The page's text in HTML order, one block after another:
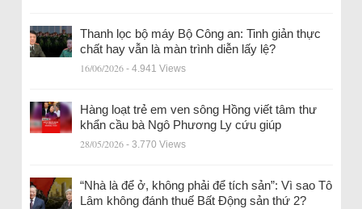
Thanh lọc bộ máy Bộ Công an: Tinh giản thực
chất hay vẫn là màn trình diễn lấy lệ?
16/06/2026 - 4.941 Views
Hàng loạt trẻ em ven sông Hồng viết tâm thư
khẩn cầu bà Ngô Phương Ly cứu giúp
28/05/2026 - 3.770 Views
“Nhà là để ở, không phải để tích sản”: Vì sao Tô
Lâm không đánh thuế Bất Động sản thứ 2?